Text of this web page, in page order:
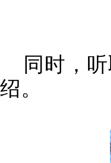
同时，
绍。